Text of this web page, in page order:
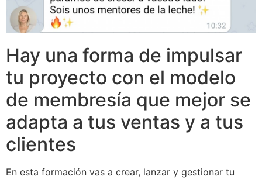
Hay una forma de impulsar
tu proyecto con el modelo
de membresía que mejor se
adapta a tus ventas y a tus
clientes
En esta formación vas a crear, lanzar y gestionar tu